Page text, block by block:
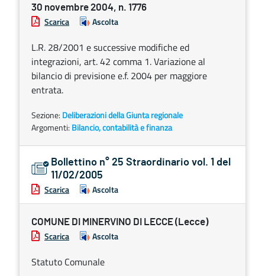
30 novembre 2004, n. 1776
Scarica Ascolta
L.R. 28/2001 e successive modifiche ed
integrazioni, art. 42 comma 1. Variazione al
bilancio di previsione e.f. 2004 per maggiore
entrata.
Sezione: Deliberazioni della Giunta regionale
Argomenti: Bilancio, contabilità e finanza
Bollettino n° 25 Straordinario vol. 1 del
11/02/2005
Scarica Ascolta
COMUNE DI MINERVINO DI LECCE (Lecce)
Scarica Ascolta
Statuto Comunale